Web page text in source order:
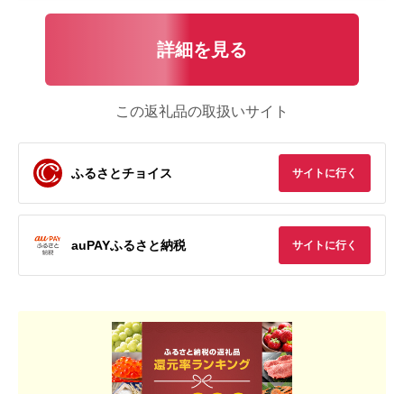
詳細を見る
この返礼品の取扱いサイト
ふるさとチョイス サイトに行く
auPAYふるさと納税 サイトに行く